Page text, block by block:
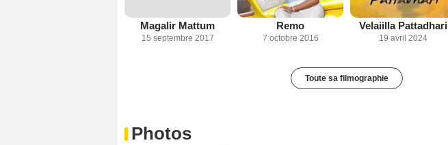
Magalir Mattum
15 septembre 2017
Remo
7 octobre 2016
Velaiilla Pattadhari
19 avril 2024
Toute sa filmographie
Photos